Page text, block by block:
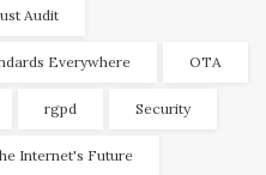
Audit
Everywhere OTA
rgpd Security
Internet's Future